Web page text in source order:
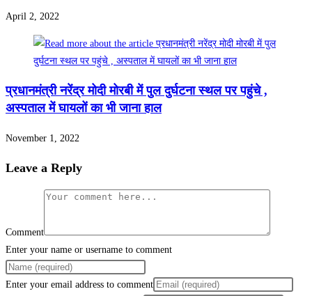
April 2, 2022
प्रधानमंत्री नरेंद्र मोदी मोरबी में पुल दुर्घटना स्थल पर पहुंचे ,
अस्पताल में घायलों का भी जाना हाल
November 1, 2022
Leave a Reply
Comment
Enter your name or username to comment
Enter your email address to comment